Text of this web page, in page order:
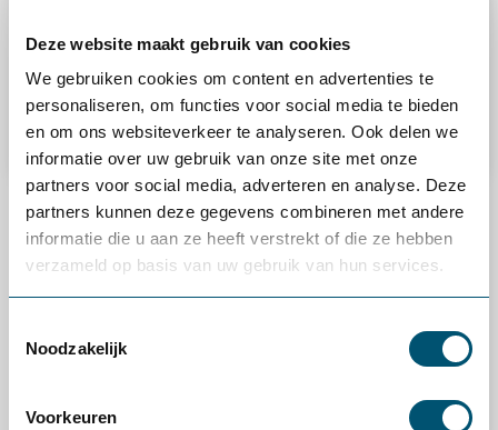
Deze website maakt gebruik van cookies
We gebruiken cookies om content en advertenties te
personaliseren, om functies voor social media te bieden
en om ons websiteverkeer te analyseren. Ook delen we
informatie over uw gebruik van onze site met onze
partners voor social media, adverteren en analyse. Deze
partners kunnen deze gegevens combineren met andere
informatie die u aan ze heeft verstrekt of die ze hebben
verzameld op basis van uw gebruik van hun services.
Noodzakelijk
Voorkeuren
Workshops gezond werken
Wil je meer weten over gezond, ergonomisch en efficiënt
werken? Tijdens onze workshops delen we praktische
dynamisch werken tot fysieke belasting en focus op het